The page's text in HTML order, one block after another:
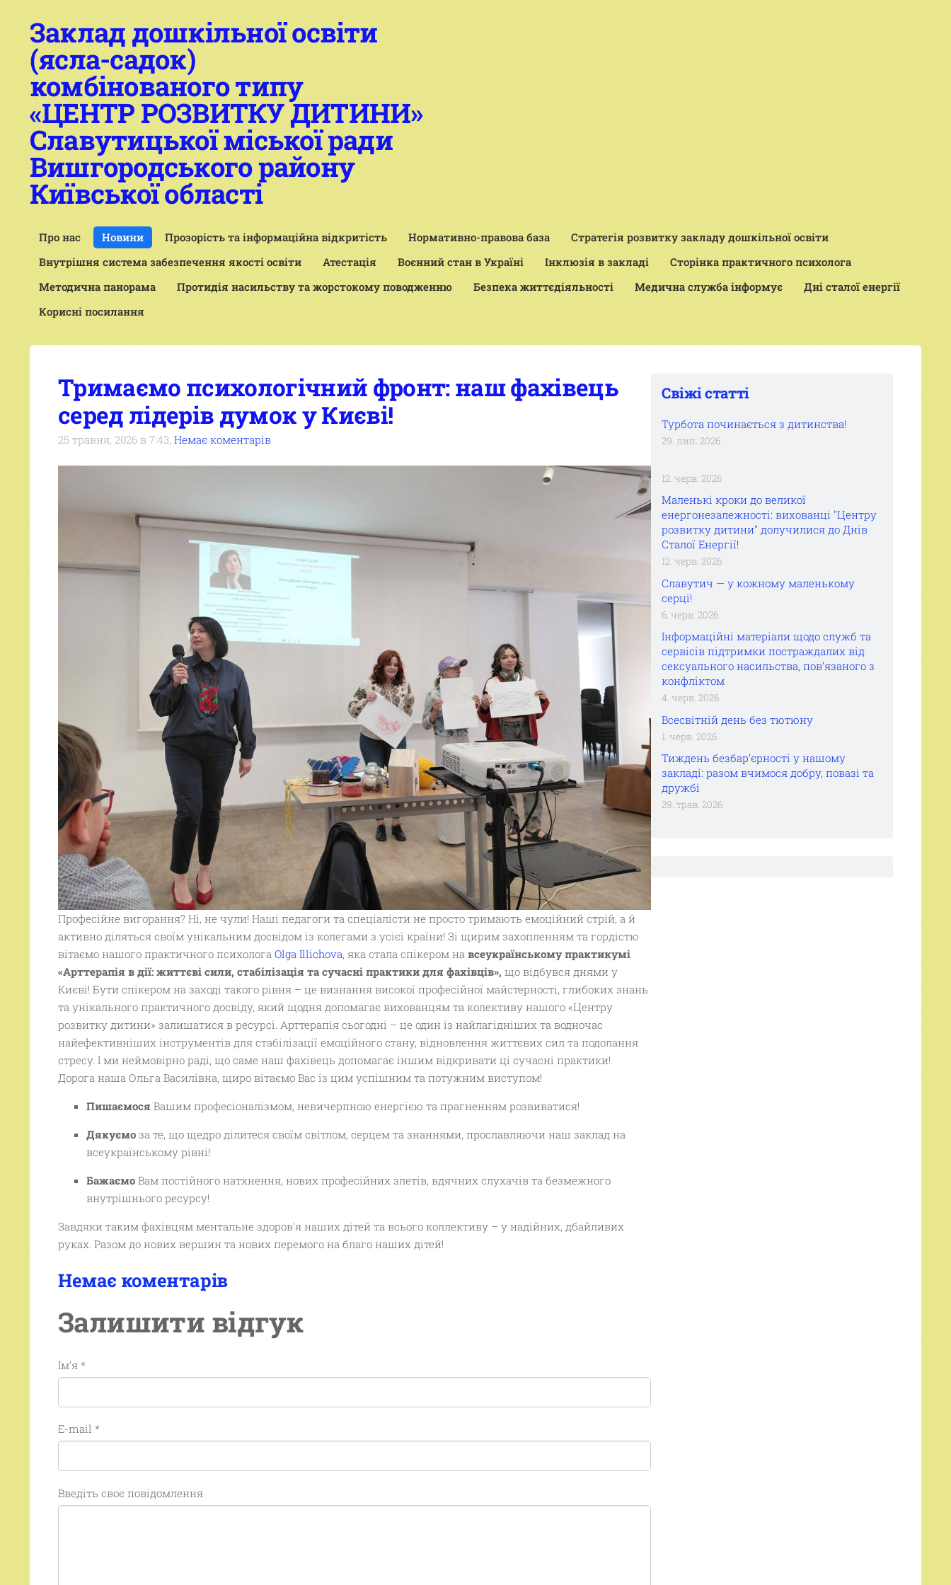
Заклад дошкільної освіти
(ясла-садок)
комбінованого типу
«ЦЕНТР РОЗВИТКУ ДИТИНИ»
Славутицької міської ради
Вишгородського району
Київської області
Про нас Новини Прозорість та інформаційна відкритість Нормативно-правова база
Стратегія розвитку закладу дошкільної освіти
Внутрішня система забезпечення якості освіти
Атестація Воєнний стан в Україні Інклюзія в закладі
Сторінка практичного психолога
Методична панорама
Протидія насильству та жорстокому поводженню Безпека життєдіяльності Медична служба інформує
Дні сталої енергії
Корисні посилання
Свіжі статті
Турбота починається з дитинства!
29. лип. 2026
12. черв. 2026
Маленькі кроки до великої
енергонезалежності: вихованці "Центру
розвитку дитини" долучилися до Днів
Сталої Енергії!
12. черв. 2026
Славутич — у кожному маленькому
серці!
6. черв. 2026
Інформаційні матеріали щодо служб та
сервісів підтримки постраждалих від
сексуального насильства, пов’язаного з
конфліктом
4. черв. 2026
Всесвітній день без тютюну
1. черв. 2026
Тиждень безбар’єрності у нашому
закладі: разом вчимося добру, повазі та
дружбі
29. трав. 2026
Тримаємо психологічний фронт: наш фахівець
серед лідерів думок у Києві!
25 травня, 2026 в 7:43, Немає коментарів
Професійне вигорання? Ні, не чули! Наші педагоги та спеціалісти не просто тримають емоційний стрій, а й
активно діляться своїм унікальним досвідом із колегами з усієї країни! Зі щирим захопленням та гордістю
вітаємо нашого практичного психолога Olga Illichova, яка стала спікером на всеукраїнському практикумі
«Арттерапія в дії: життєві сили, стабілізація та сучасні практики для фахівців», що відбувся днями у
Києві! Бути спікером на заході такого рівня – це визнання високої професійної майстерності, глибоких знань
та унікального практичного досвіду, який щодня допомагає вихованцям та колективу нашого «Центру
розвитку дитини» залишатися в ресурсі. Арттерапія сьогодні – це один із найлагідніших та водночас
найефективніших інструментів для стабілізації емоційного стану, відновлення життєвих сил та подолання
стресу. І ми неймовірно раді, що саме наш фахівець допомагає іншим відкривати ці сучасні практики!
Дорога наша Ольга Василівна, щиро вітаємо Вас із цим успішним та потужним виступом!
Пишаємося Вашим професіоналізмом, невичерпною енергією та прагненням розвиватися!
Дякуємо за те, що щедро ділитеся своїм світлом, серцем та знаннями, прославляючи наш заклад на
всеукраїнському рівні!
Бажаємо Вам постійного натхнення, нових професійних злетів, вдячних слухачів та безмежного
внутрішнього ресурсу!
Завдяки таким фахівцям ментальне здоров'я наших дітей та всього коллективу – у надійних, дбайливих
руках. Разом до нових вершин та нових перемого на благо наших дітей!
Немає коментарів
Залишити відгук
Ім'я *
E-mail *
Введіть своє повідомлення